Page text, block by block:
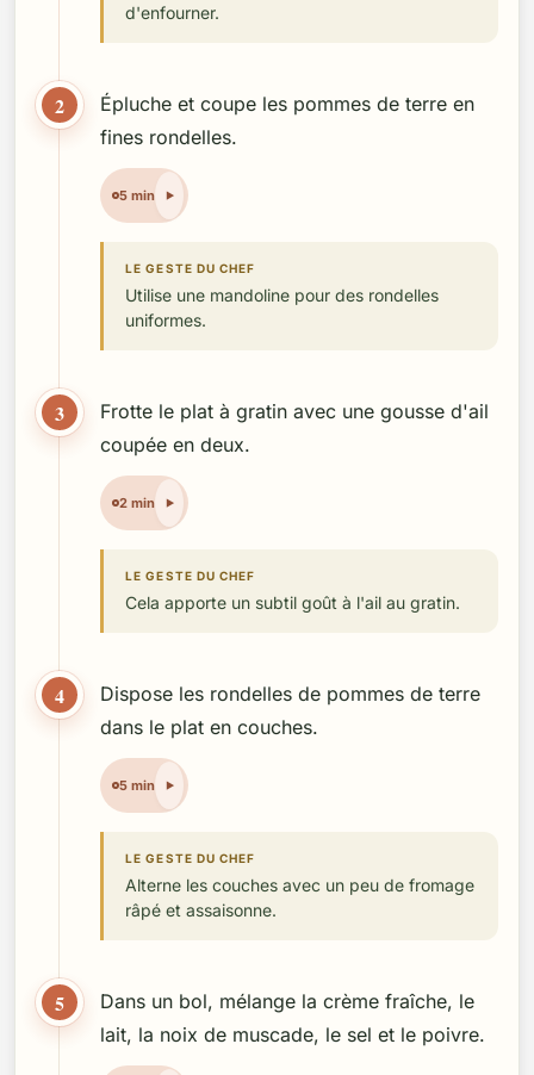
d'enfourner.
2
Épluche et coupe les pommes de terre en
fines rondelles.
5 min
LE GESTE DU CHEF
Utilise une mandoline pour des rondelles
uniformes.
3
Frotte le plat à gratin avec une gousse d'ail
coupée en deux.
2 min
LE GESTE DU CHEF
Cela apporte un subtil goût à l'ail au gratin.
4
Dispose les rondelles de pommes de terre
dans le plat en couches.
5 min
LE GESTE DU CHEF
Alterne les couches avec un peu de fromage
râpé et assaisonne.
5
Dans un bol, mélange la crème fraîche, le
lait, la noix de muscade, le sel et le poivre.